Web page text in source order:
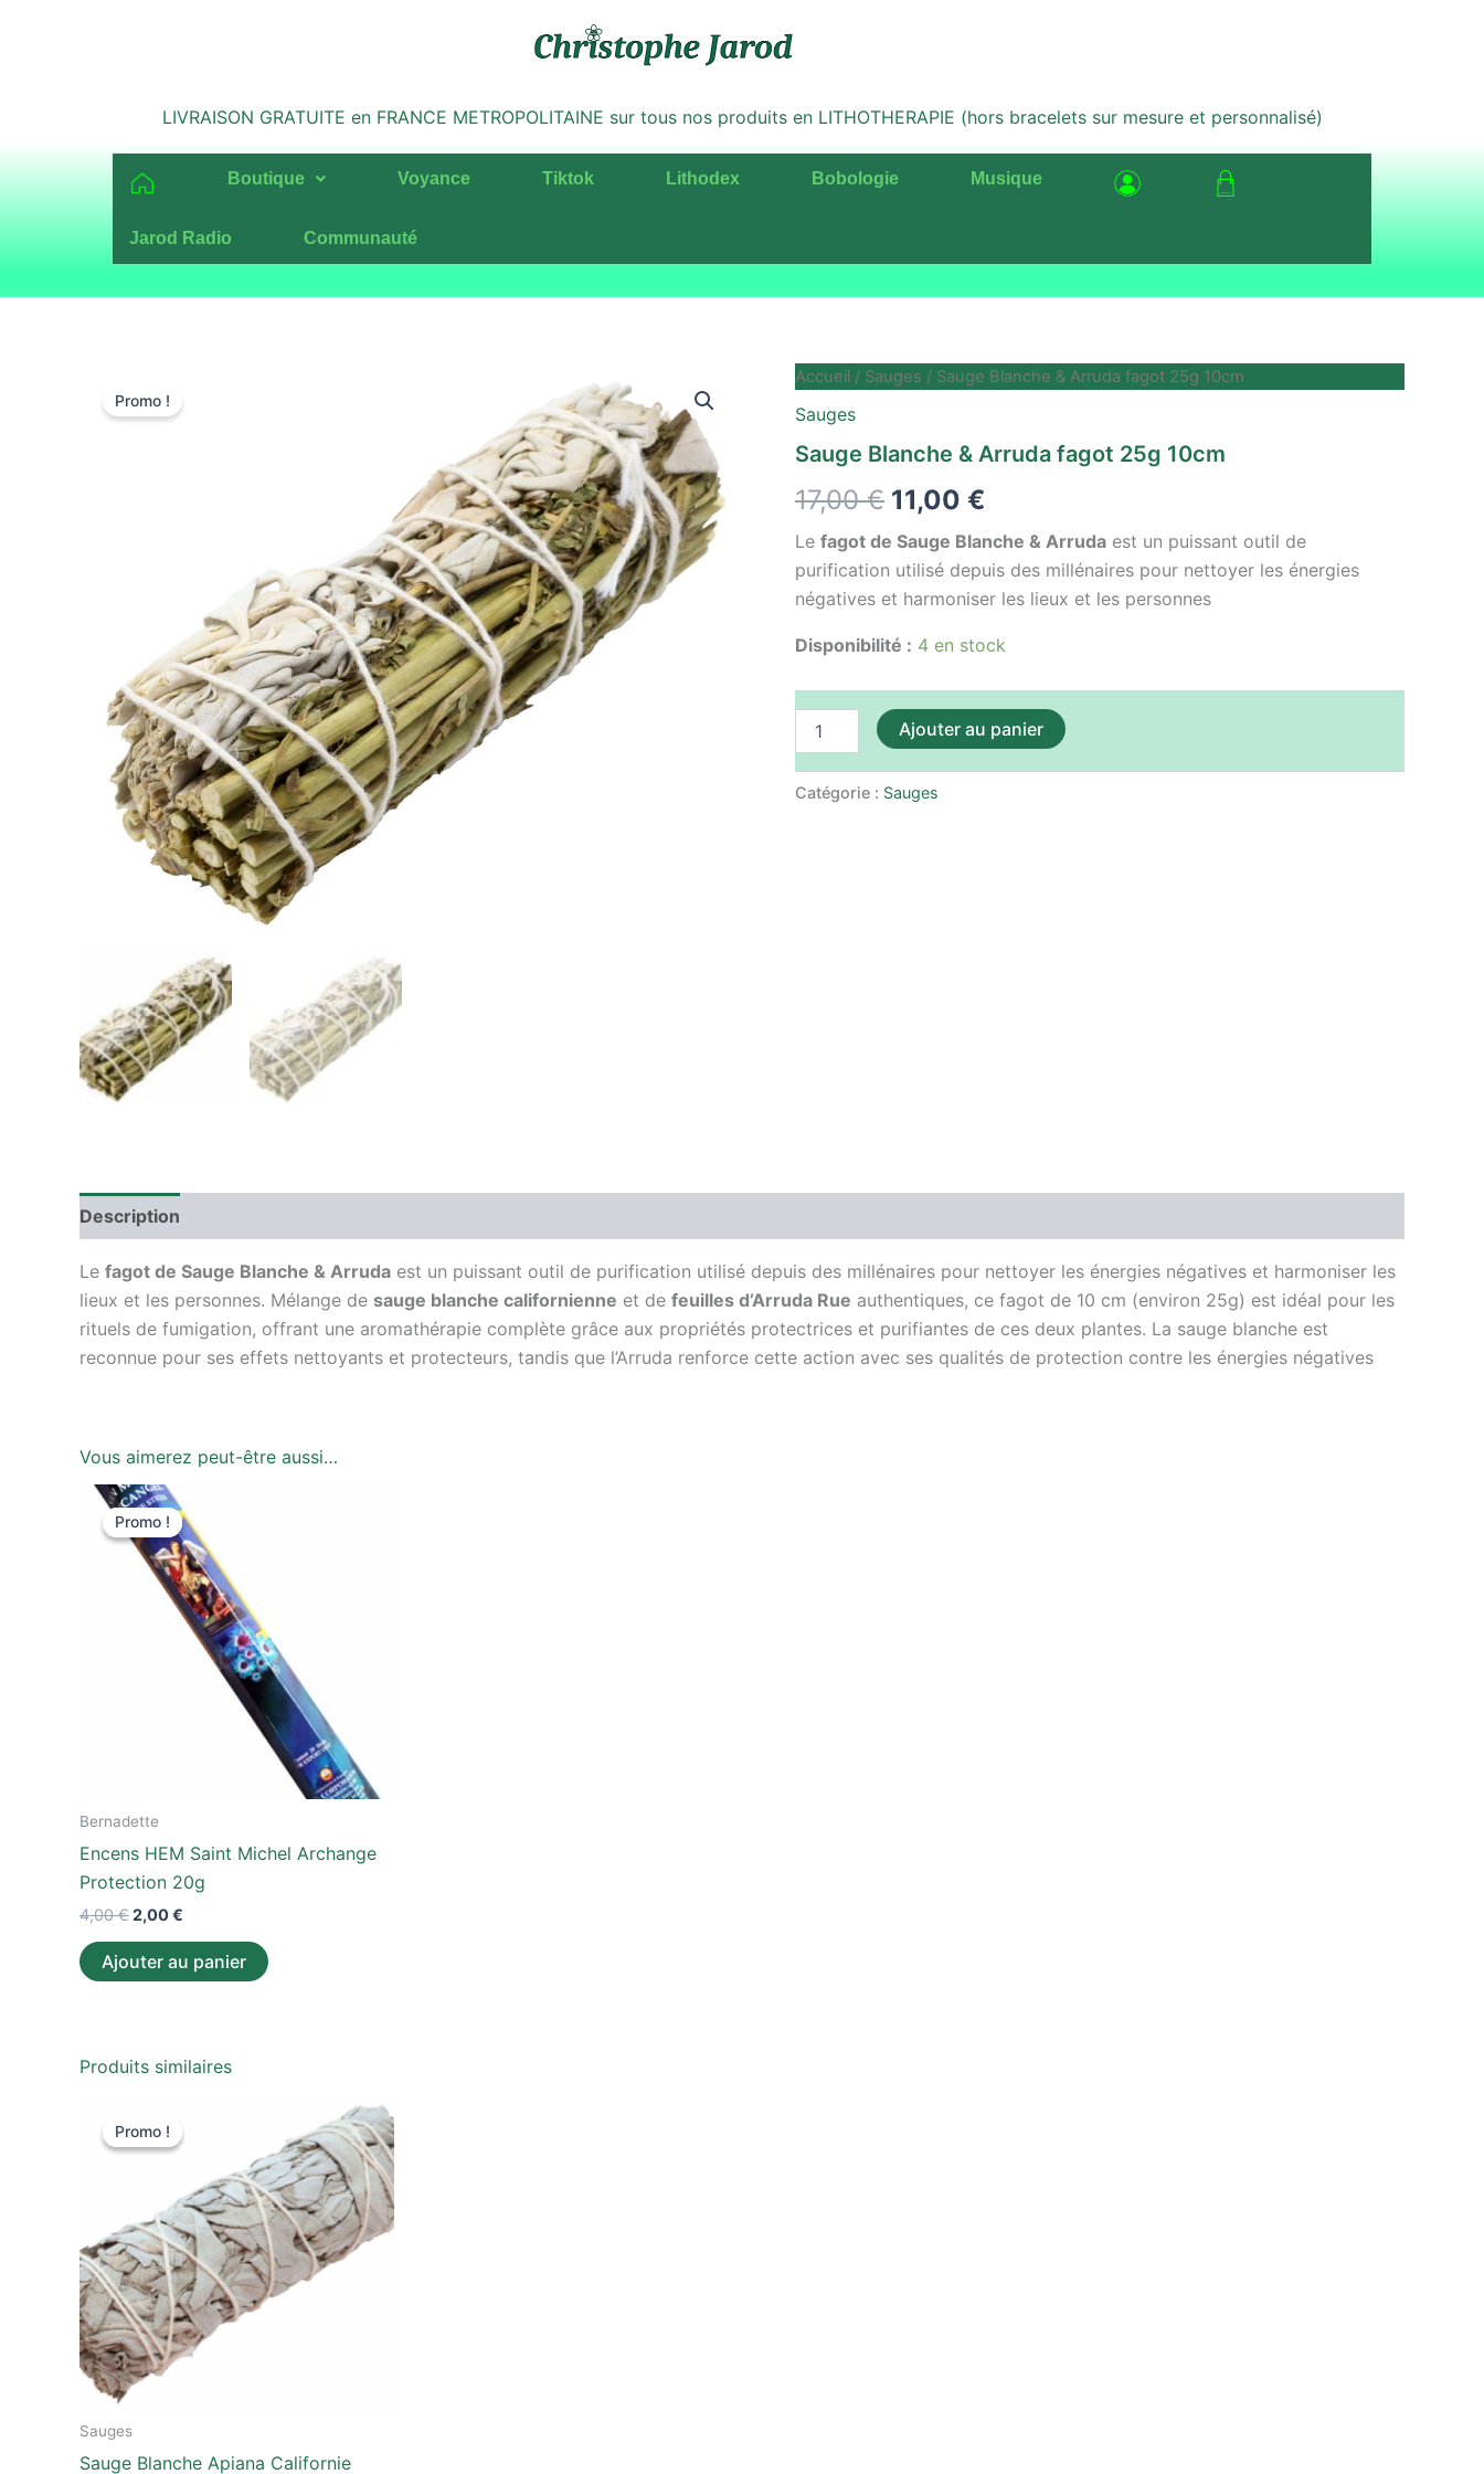
LIVRAISON GRATUITE en FRANCE METROPOLITAINE sur tous nos produits en LITHOTHERAPIE (hors bracelets sur mesure et personnalisé)
Boutique Voyance Tiktok Lithodex Bobologie Musique
Jarod Radio Communauté
Promo !
Accueil / Sauges / Sauge Blanche & Arruda fagot 25g 10cm
Sauges
Sauge Blanche & Arruda fagot 25g 10cm
17,00€
Le
initial
était :
17,00 €.
11,00 €
Le
actuel
11,00 €.
Le fagot de Sauge Blanche & Arruda est un puissant outil de
purification utilisé depuis des millénaires pour nettoyer les énergies
négatives et harmoniser les lieux et les personnes
Disponibilité : 4 en stock
quantité
de
Sauge
&
fagot
10cm
Ajouter au panier
Catégorie : Sauges
Description
Le fagot de Sauge Blanche & Arruda est un puissant outil de purification utilisé depuis des millénaires pour nettoyer les énergies négatives et harmoniser les
lieux et les personnes. Mélange de sauge blanche californienne et de feuilles d’Arruda Rue authentiques, ce fagot de 10 cm (environ 25g) est idéal pour les
rituels de fumigation, offrant une aromathérapie complète grâce aux propriétés protectrices et purifiantes de ces deux plantes. La sauge blanche est
reconnue pour ses effets nettoyants et protecteurs, tandis que l’Arruda renforce cette action avec ses qualités de protection contre les énergies négatives
Vous aimerez peut-être aussi…
Promo !
Promo !
Bernadette
Encens HEM Saint Michel Archange
Protection 20g
4,00€
Le
prix
initial
était :
4,00 €.
2,00€
prix
actuel
est :
2,00 €.
Ajouter au panier
Produits similaires
Promo !
Promo !
Sauges
Sauge Blanche Apiana Californie
prix
initial
9,00 €.